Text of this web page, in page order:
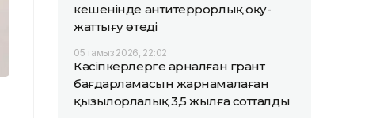
кешенінде антитеррорлық оқу-
жаттығу өтеді
05 тамыз 2026, 22:02
Кәсіпкерлерге арналған грант
бағдарламасын жарнамалаған
қызылорлалық 3,5 жылға сотталды